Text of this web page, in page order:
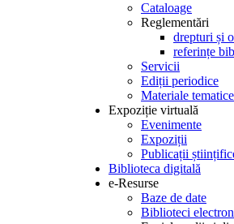
Cataloage
Reglementări
drepturi și
referințe
Servicii
Ediții periodice
Materiale tematice
Expoziție virtuală
Evenimente
Expoziții
Publicații
Biblioteca digitală
e-Resurse
Baze de date
Biblioteci